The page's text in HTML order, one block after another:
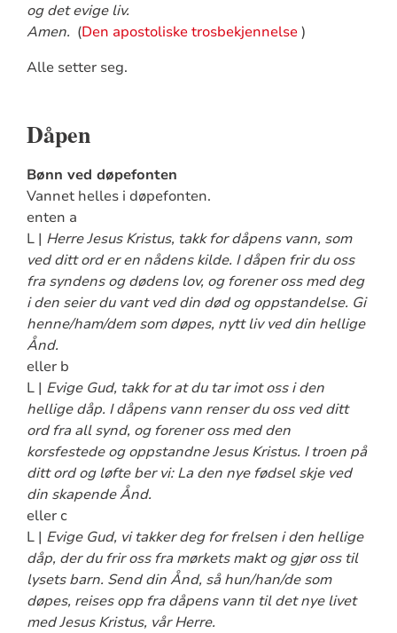
og det evige liv.
Amen. (Den apostoliske trosbekjennelse)
Alle setter seg.
Dåpen
Bønn ved døpefonten
Vannet helles i døpefonten.
enten a
L | Herre Jesus Kristus, takk for dåpens vann, som
ved ditt ord er en nådens kilde. I dåpen frir du oss
fra syndens og dødens lov, og forener oss med deg
i den seier du vant ved din død og oppstandelse. Gi
henne/ham/dem som døpes, nytt liv ved din hellige
Ånd.
eller b
L | Evige Gud, takk for at du tar imot oss i den
hellige dåp. I dåpens vann renser du oss ved ditt
ord fra all synd, og forener oss med den
korsfestede og oppstandne Jesus Kristus. I troen på
ditt ord og løfte ber vi: La den nye fødsel skje ved
din skapende Ånd.
eller c
L | Evige Gud, vi takker deg for frelsen i den hellige
dåp, der du frir oss fra mørkets makt og gjør oss til
lysets barn. Send din Ånd, så hun/han/de som
døpes, reises opp fra dåpens vann til det nye livet
med Jesus Kristus, vår Herre.